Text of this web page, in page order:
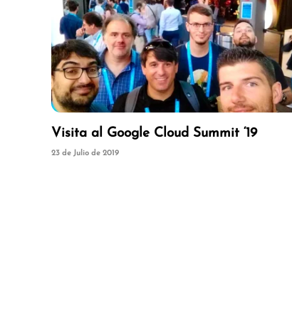
Visita al Google Cloud Summit ‘19
23 de Julio de 2019